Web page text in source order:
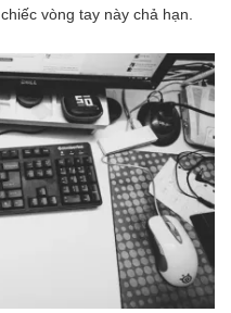
vòng tay này chả hạn.